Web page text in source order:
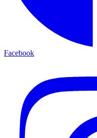
Facebook